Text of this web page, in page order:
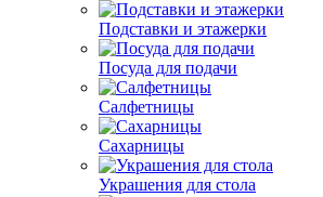
Подставки и этажерки
Посуда для подачи
Салфетницы
Сахарницы
Украшения для стола